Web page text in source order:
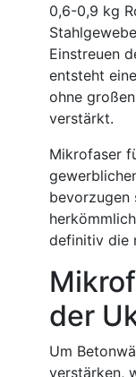
0,6-0,9 kg
Einstreuen
entsteht
ohne
verstärkt.
Mikrofaser
bevorzugen
definitiv die
der
Um
verstärken,